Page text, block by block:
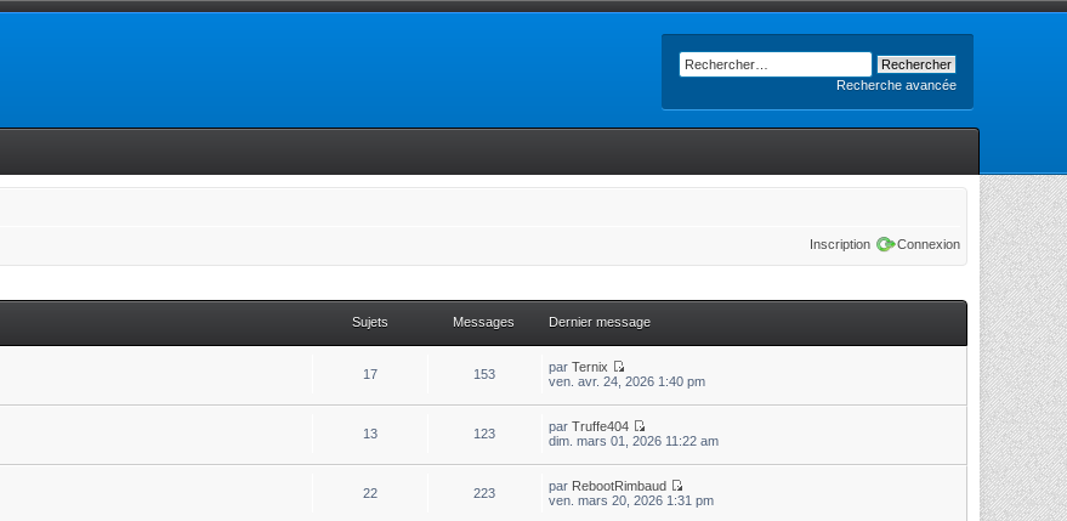
Recherche avancée
Inscription Connexion
Sujets Messages Dernier message
17 153 parTernix
ven. avr. 24, 2026 1:40 pm
13 123 parTruffe404
dim. mars 01, 2026 11:22 am
22 223 par RebootRimbaud
ven. mars 20, 2026 1:31 pm